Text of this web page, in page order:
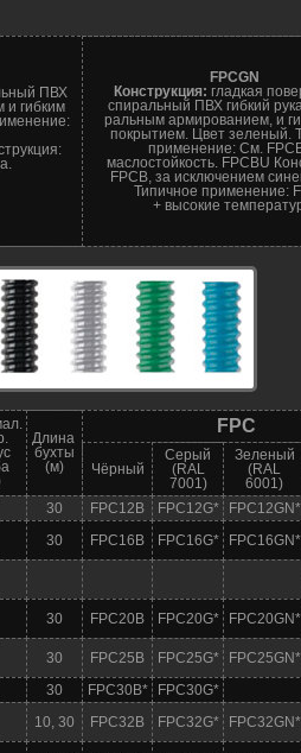
ПВХ
и гибким
FPCGN
Конструкция: гладкая
спиральный ПВХ гибкий
ральным армированием, и
покрытием. Цвет зеленый.
применение: См.
маслостойкость. FPCBU
FPCB, за исключением
Типичное применение:
+ высокие
Длина
бухты
(м)
FPC
Чёрный
Серый
(RAL
7001)
Зеленый
(RAL
6001)
30 FPC12B FPC12G* FPC12GN*
30 FPC16B FPC16G* FPC16GN*
30 FPC20B FPC20G* FPC20GN*
30 FPC25B FPC25G* FPC25GN*
30 FPC30B* FPC30G*
10, 30 FPC32B FPC32G* FPC32GN*